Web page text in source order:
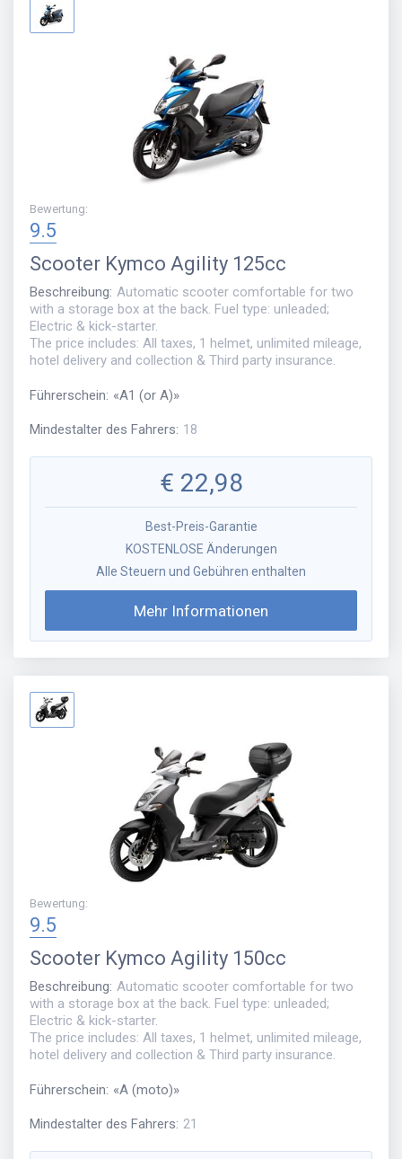
Bewertung:
9.5
Scooter Kymco Agility 125cc
Beschreibung: Automatic scooter comfortable for two
with a storage box at the back. Fuel type: unleaded;
Electric & kick-starter.
The price includes: All taxes, 1 helmet, unlimited mileage,
hotel delivery and collection & Third party insurance.
Führerschein: «A1 (or A)»
Mindestalter des Fahrers: 18
€ 22,98
Best-Preis-Garantie
KOSTENLOSE Änderungen
Alle Steuern und Gebühren enthalten
Mehr Informationen
Bewertung:
9.5
Scooter Kymco Agility 150cc
Beschreibung: Automatic scooter comfortable for two
with a storage box at the back. Fuel type: unleaded;
Electric & kick-starter.
The price includes: All taxes, 1 helmet, unlimited mileage,
hotel delivery and collection & Third party insurance.
Führerschein: «A (moto)»
Mindestalter des Fahrers: 21